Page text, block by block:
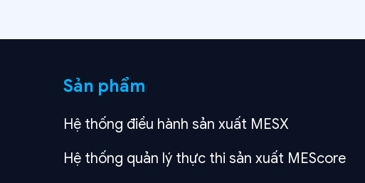
Sản phẩm
Hệ thống điều hành sản xuất MESX
Hệ thống quản lý thực thi sản xuất MEScore